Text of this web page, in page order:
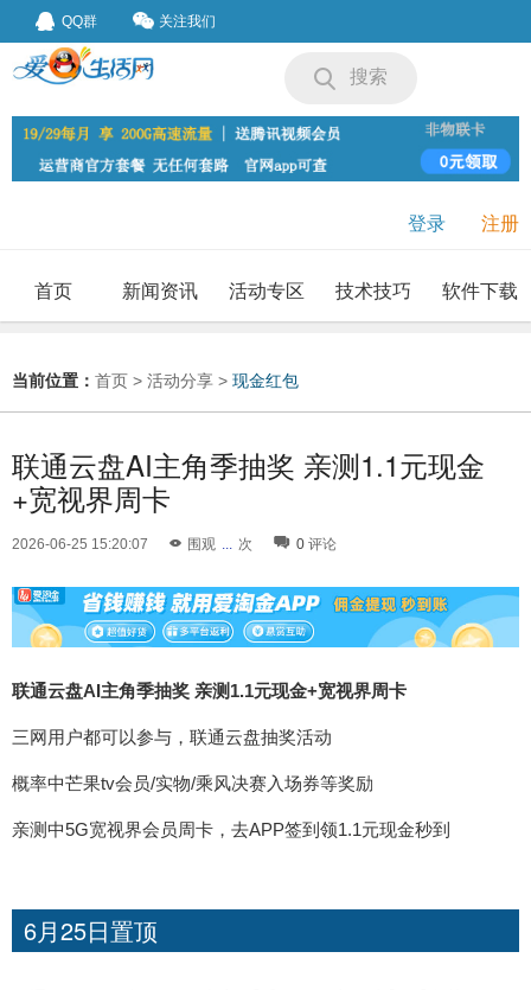
QQ群 关注我们
搜索
登录 注册
首页 新闻资讯 活动专区 技术技巧 软件下载
当前位置： 首页 > 活动分享 > 现金红包
联通云盘AI主角季抽奖 亲测1.1元现金
+宽视界周卡
2026-06-25 15:20:07 围观 ... 次 0 评论
联通云盘AI主角季抽奖 亲测1.1元现金+宽视界周卡
三网用户都可以参与，联通云盘抽奖活动
概率中芒果tv会员/实物/乘风决赛入场券等奖励
亲测中5G宽视界会员周卡，去APP签到领1.1元现金秒到
6月25日置顶